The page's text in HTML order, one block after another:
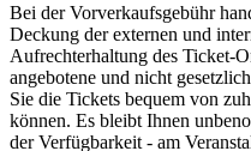
Bei der Vorverkaufsgebühr
Deckung der externen und
Aufrechterhaltung des Ticket-
angebotene und nicht
Sie die Tickets bequem von
können. Es bleibt Ihnen
der Verfügbarkeit - am